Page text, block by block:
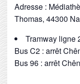
Adresse :
Thomas, 44300
Tramway ligne
Bus C2 : arrêt
Bus 96 : arrêt